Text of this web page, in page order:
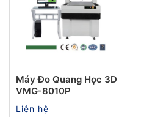
Máy Đo Quang Học 3D
VMG-8010P
Liên hệ